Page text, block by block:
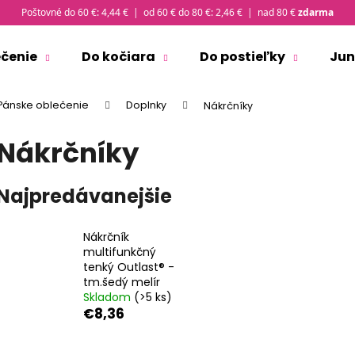
Poštovné do 60 €: 4,44 € | od 60 € do 80 €: 2,46 € | nad 80 €zdarma
Do kočiara Do postieľky
oblečenie Doplnky Nákrčníky
Nákrčník
multifunkčný
tenký Outlast® -
tm.šedý melír
Skladom (>5 ks)
€8,36